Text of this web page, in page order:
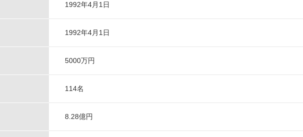
1992年4月1日
1992年4月1日
5000万円
114名
8.28億円